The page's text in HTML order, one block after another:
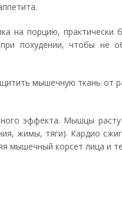
на порцию, практически
похудении, чтобы не
мышечную ткань от
эффекта. Мышцы
жимы, тяги). Кардио
мышечный корсет лица и